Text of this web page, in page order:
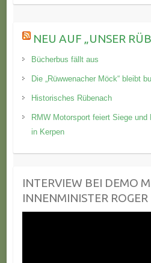
NEU AUF „UNSER
Bücherbus fällt aus
Die „Rüwwenacher Möck“ bleibt
Historisches Rübenach
RMW Motorsport feiert Siege
in Kerpen
INTERVIEW BEI DEMO
INNENMINISTER